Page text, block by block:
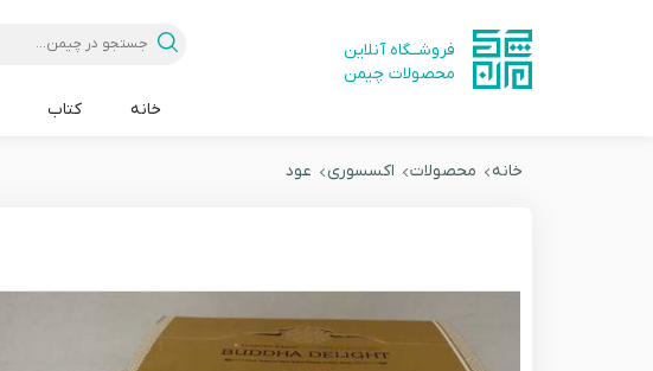
فروشــگاه آنلاین
محصولات چیمن
خانه
کتاب
خانه محصولات اکسسوری عود